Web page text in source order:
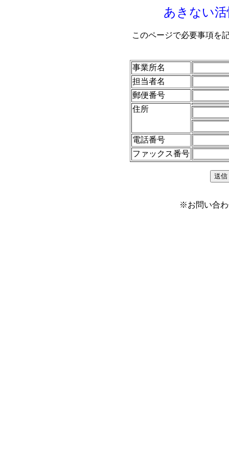
あきない
このページで必要事項を
事業所名
担当者名
郵便番号
住所
電話番号
ファックス番号
※お問い合